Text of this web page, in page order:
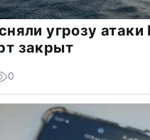
угрозу
закрыт
0